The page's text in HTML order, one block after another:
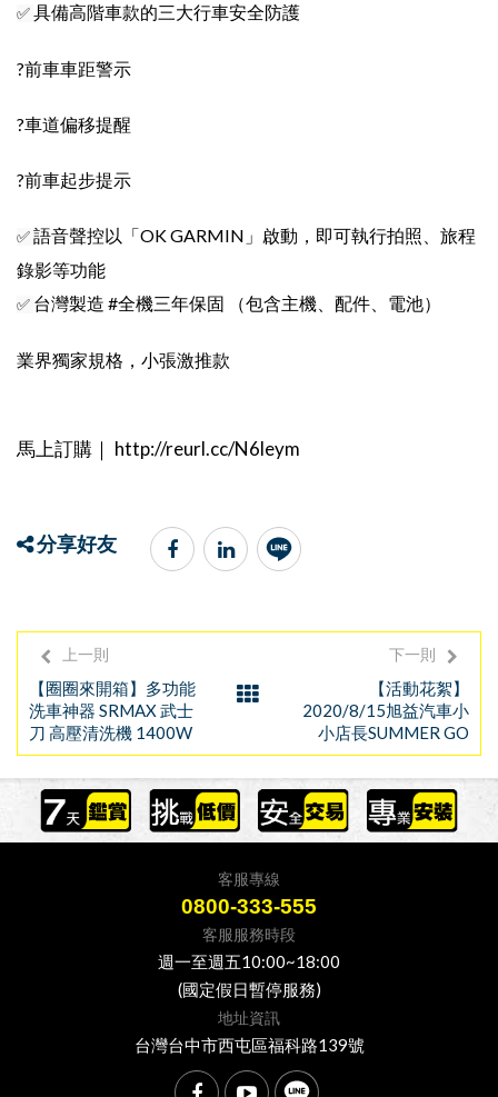
✅ 具備高階車款的三大行車安全防護
?前車車距警示
?車道偏移提醒
?前車起步提示
✅ 語音聲控以「OK GARMIN」啟動，即可執行拍照、旅程
錄影等功能
✅ 台灣製造 #全機三年保固 （包含主機、配件、電池）
業界獨家規格，小張激推款
馬上訂購｜ http://reurl.cc/N6leym
分享好友
上一則
【圈圈來開箱】多功能
洗車神器 SRMAX 武士
刀 高壓清洗機 1400W
下一則
【活動花絮】
2020/8/15旭益汽車小
小店長SUMMER GO
客服專線
0800-333-555
客服服務時段
週一至週五10:00~18:00
(國定假日暫停服務)
地址資訊
台灣台中市西屯區福科路139號